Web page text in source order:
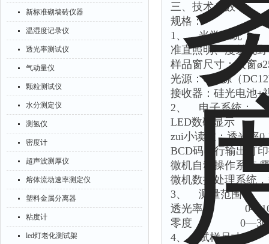
新标准砌墙砖仪器
温湿度记录仪
透光率测试仪
气动量仪
颗粒测试仪
水分测定仪
测氢仪
密度计
超声波测厚仪
熔体流动速率测定仪
塑料金属分离器
粘度计
led灯老化测试架
三、技术参数：
规格：
1、 光学系统：
准直照明、漫射视
样品窗尺寸：入窗
光源：C光源（
接收器：硅光电池+
2、 电子系统：
LED数码显示
zui小读数：透光率
BCD码串行输出打
微机自动操作系统,
微机数据处理系统
3、 测量范围
透光率
零度
4、 试样尺寸：